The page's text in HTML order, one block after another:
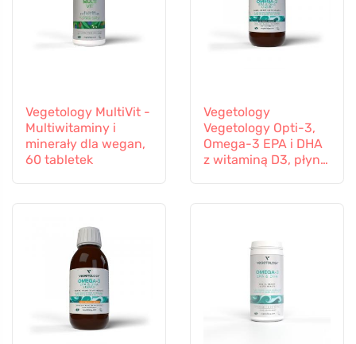
Vegetology MultiVit -
Multiwitaminy i
minerały dla wegan,
60 tabletek
Vegetology
Vegetology Opti-3,
Omega-3 EPA i DHA
z witaminą D3, płyn